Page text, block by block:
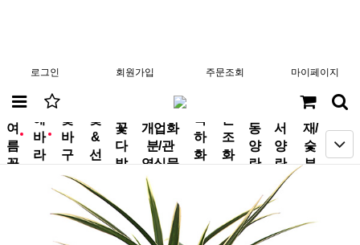
로그인 회원가입 주문조회 마이페이지
new
여
름
꽃
new
해
바
라
꽃
바
구
니
꽃
&
선
꽃
다
발
개업화
분/관
엽식물
축
하
화
근
조
화
동
양
란
서
양
란
분
재/
숯
부